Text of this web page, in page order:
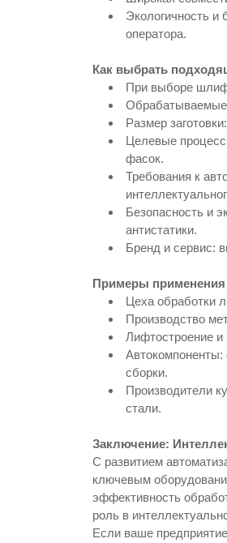
Экологичность и
оператора.
Как выбрать
При выборе
Обрабатываемые
Размер
Целевые
фасок.
Требования к
Безопасность и
антистатики.
Бренд и сервис:
Примеры применения
Цеха обработки
Производство
Лифтостроение и
сборки.
Производители
стали.
Заключение:
С развитием
ключевым
эффективность
роль в
Если ваше